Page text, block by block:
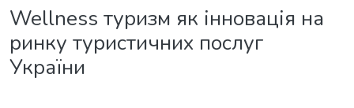
Wellness туризм як інновація на
ринку туристичних послуг
України